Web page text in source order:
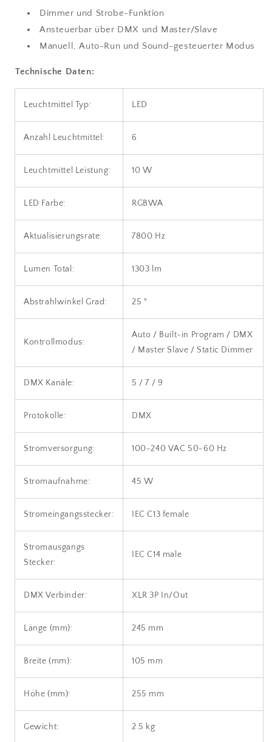
Dimmer und Strobe-Funktion
Ansteuerbar über DMX und Master/Slave
Manuell, Auto-Run und Sound-gesteuerter Modus
Technische Daten:
Leuchtmittel Typ: LED
Anzahl Leuchtmittel: 6
Leuchtmittel Leistung: 10 W
LED Farbe: RGBWA
Aktualisierungsrate: 7800 Hz
Lumen Total: 1303 lm
Abstrahlwinkel Grad: 25 °
Kontrollmodus:
Auto / Built-in Program / DMX
/ Master Slave / Static Dimmer
DMX Kanäle: 5 / 7 / 9
Protokolle: DMX
Stromversorgung: 100-240 VAC 50-60 Hz
Stromaufnahme: 45 W
Stromeingangsstecker: IEC C13 female
Stromausgangs
Stecker:
IEC C14 male
DMX Verbinder: XLR 3P In/Out
Länge (mm): 245 mm
Breite (mm): 105 mm
Höhe (mm): 255 mm
Gewicht: 2.5 kg